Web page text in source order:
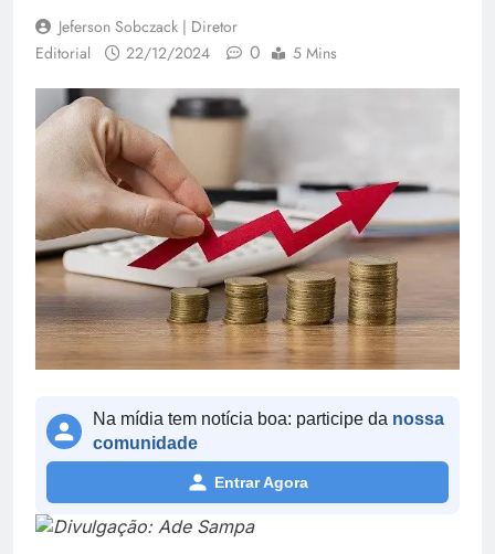
Jeferson Sobczack | Diretor
Editorial
22/12/2024 0 5 Mins
Na mídia tem notícia boa: participe da nossa
comunidade
Entrar Agora
Divulgação: Ade Sampa